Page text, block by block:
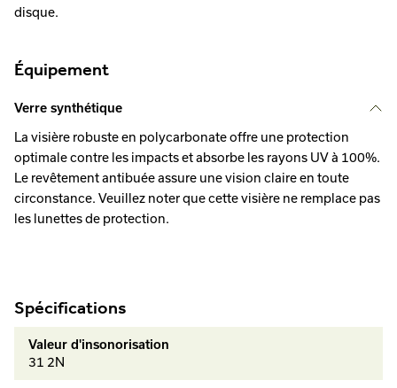
disque.
Équipement
Verre synthétique
La visière robuste en polycarbonate offre une protection
optimale contre les impacts et absorbe les rayons UV à 100%.
Le revêtement antibuée assure une vision claire en toute
circonstance. Veuillez noter que cette visière ne remplace pas
les lunettes de protection.
Spécifications
Valeur d'insonorisation
31 2N